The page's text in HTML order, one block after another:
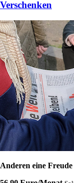
Verschenken
Anderen eine Freude